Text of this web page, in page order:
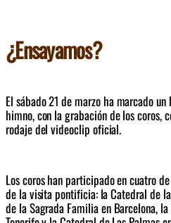
seleccionado a través de dicha
procedentes de comunidades
música que escuchan, componen o
¿Ensayamos?
El sábado 21 de marzo ha marcado
himno, con la grabación de los coros,
rodaje del videoclip oficial.
Los coros han participado en cuatro
de la visita pontificia: la Catedral de
de la Sagrada Familia en Barcelona,